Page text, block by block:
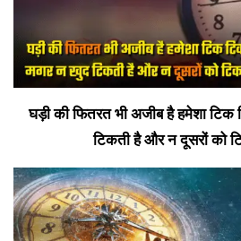
घड़ी की फितरत भी अजीब है हमेशा
टिकती है और न दूसरों को